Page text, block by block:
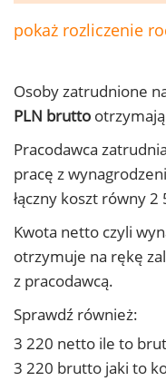
pokaż rozliczenie
Osoby zatrudnione
PLN brutto
Pracodawca
pracę z
łączny koszt równy
Kwota netto czyli
otrzymuje na rękę
z pracodawcą.
Sprawdź również:
3 220 netto ile to
3 220 brutto jaki to